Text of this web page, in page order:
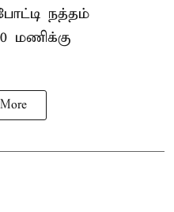
நத்தம்
மணிக்கு